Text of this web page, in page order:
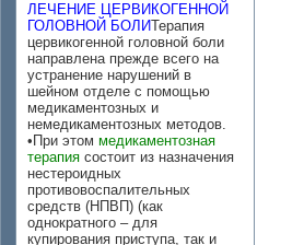
ЛЕЧЕНИЕ ЦЕРВИКОГЕННОЙ
ГОЛОВНОЙ БОЛИТерапия
цервикогенной головной боли
направлена прежде всего на
устранение нарушений в
шейном отделе с помощью
медикаментозных и
немедикаментозных методов.
•При этом медикаментозная
терапия состоит из назначения
нестероидных
противовоспалительных
средств (НПВП) (как
однократного – для
купирования приступа, так и